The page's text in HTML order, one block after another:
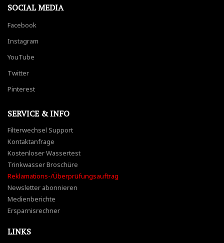
SOCIAL MEDIA
Facebook
Instagram
YouTube
Twitter
Pinterest
SERVICE & INFO
Filterwechsel Support
Kontaktanfrage
Kostenloser Wassertest
Trinkwasser Broschüre
Reklamations-/Überprüfungsauftrag
Newsletter abonnieren
Medienberichte
Ersparnisrechner
LINKS